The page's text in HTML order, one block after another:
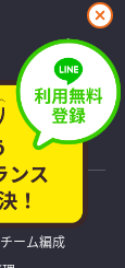
閉
じ
る
成
ーム編成